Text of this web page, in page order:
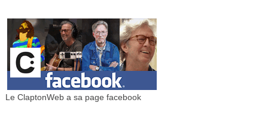
Le ClaptonWeb a sa page facebook